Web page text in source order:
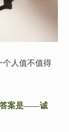
个人值不值得
答案是——诚